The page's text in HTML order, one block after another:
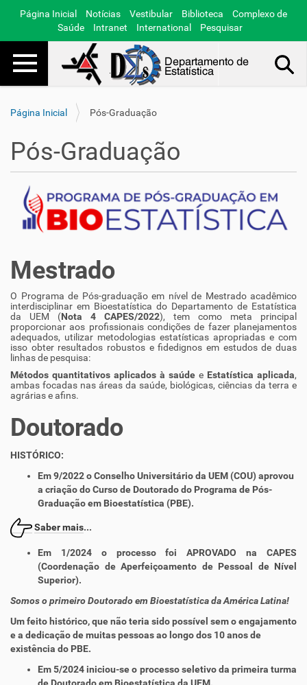
Página Inicial Notícias Vestibular Biblioteca
Complexo de
Saúde
Intranet International Pesquisar
Toggle navigation
Página Inicial
Pós-Graduação
Pós-Graduação
Mestrado
O Programa de Pós-graduação em nível de Mestrado acadêmico
interdisciplinar em Bioestatística do Departamento de Estatística
da UEM (Nota 4 CAPES/2022), tem como meta principal
proporcionar aos profissionais condições de fazer planejamentos
adequados, utilizar metodologias estatísticas apropriadas e com
isso obter resultados robustos e fidedignos em estudos de duas
linhas de pesquisa:
Métodos quantitativos aplicados à saúde e Estatística aplicada,
ambas focadas nas áreas da saúde, biológicas, ciências da terra e
agrárias e afins.
Doutorado
HISTÓRICO:
Em 9/2022 o Conselho Universitário da UEM (COU) aprovou
a criação do Curso de Doutoradodo Programa de Pós-
Graduação em Bioestatística (PBE).
Saber mais...
Em 1/2024 o processo foiAPROVADO na CAPES
(Coordenação de Aperfeiçoamento de Pessoal de Nível
Superior).
Somos o primeiro Doutorado em Bioestatística da América Latina!
Um feito histórico, que não teria sido possível sem o engajamento
e a dedicação de muitas pessoas ao longo dos 10 anos de
existência do PBE.
Em 5/2024 iniciou-se o processo seletivo da primeira turma